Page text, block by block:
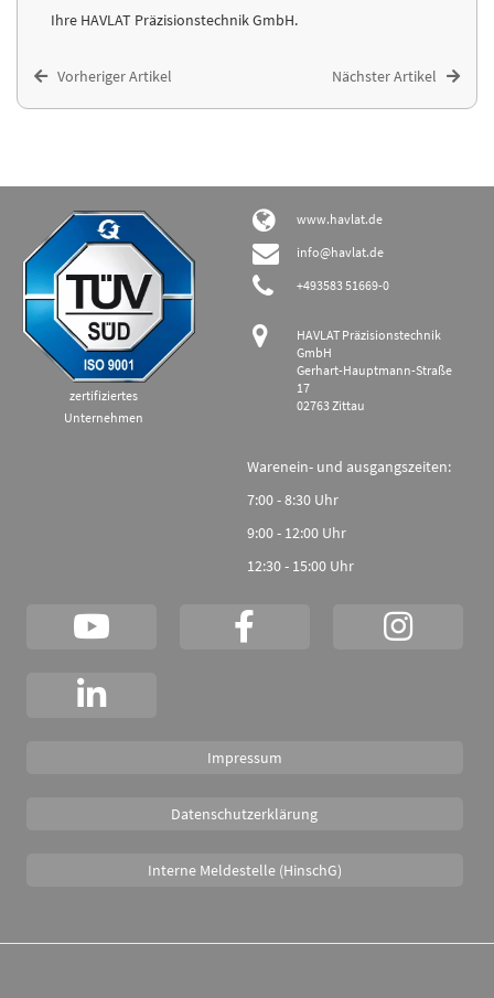
Ihre HAVLAT Präzisionstechnik GmbH.
Vorheriger Artikel Nächster Artikel
zertifiziertes
Unternehmen
www.havlat.de
info@havlat.de
+493583 51669-0
HAVLAT Präzisionstechnik
GmbH
Gerhart-Hauptmann-Straße
17
02763 Zittau
Warenein- und ausgangszeiten:
7:00 - 8:30 Uhr
9:00 - 12:00 Uhr
12:30 - 15:00 Uhr
Impressum
Datenschutzerklärung
Interne Meldestelle (HinschG)